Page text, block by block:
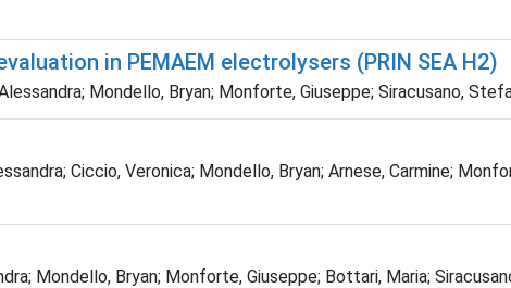
in PEMAEM electrolysers (PRIN SEA H2)
Mondello, Bryan; Monforte, Giuseppe; Siracusano,
Ciccio, Veronica; Mondello, Bryan; Arnese, Carmine;
Mondello, Bryan; Monforte, Giuseppe; Bottari, Maria;